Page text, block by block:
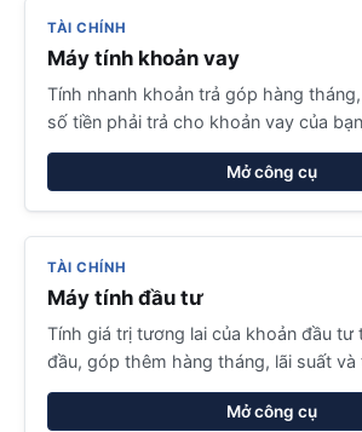
TÀI CHÍNH
Máy tính khoản vay
Tính nhanh khoản trả góp hàng
số tiền phải trả cho khoản vay của
Mở công cụ
TÀI CHÍNH
Máy tính đầu tư
Tính giá trị tương lai của khoản đầu tư
đầu, góp thêm hàng tháng, lãi suất và
Mở công cụ